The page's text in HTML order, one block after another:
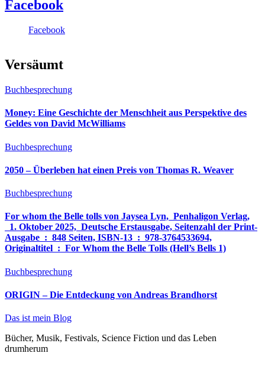
Facebook
Facebook
Versäumt
Buchbesprechung
Money: Eine Geschichte der Menschheit aus Perspektive des
Geldes von David McWilliams
Buchbesprechung
2050 – Überleben hat einen Preis von Thomas R. Weaver
Buchbesprechung
For whom the Belle tolls von Jaysea Lyn, ‎ Penhaligon Verlag,
‎ 1. Oktober 2025, ‎ Deutsche Erstausgabe, Seitenzahl der Print-
Ausgabe ‏ : ‎ 848 Seiten, ISBN-13 ‏ : ‎ 978-3764533694,
Originaltitel ‏ : ‎ For Whom the Belle Tolls (Hell’s Bells 1)
Buchbesprechung
ORIGIN – Die Entdeckung von Andreas Brandhorst
Das ist mein Blog
Bücher, Musik, Festivals, Science Fiction und das Leben
drumherum